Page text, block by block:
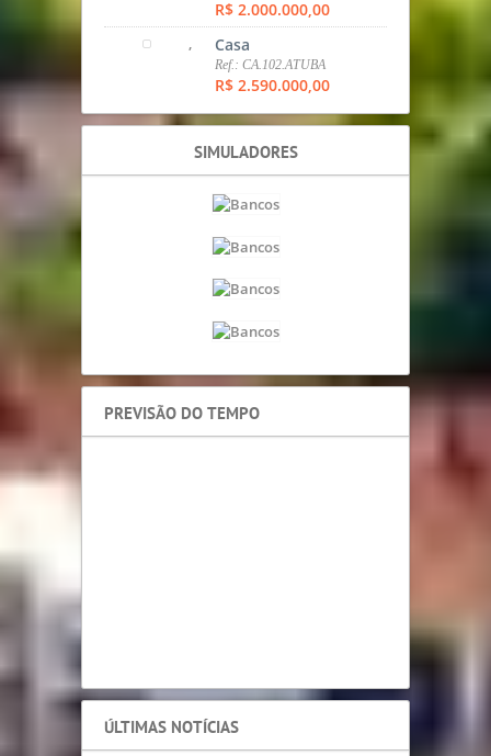
SOBRADO
Ref.: SOB.98.CAMPO
COMPRIDO
R$ 1.400.000,00
Apartamento
Ref.: AP.355.SANTA CATARINA
, SOBRADO
Ref.: SOB.308.CCOMP
R$ 1.700.000,00
Casa
R$ 1.878.975,00
Casa
R$ 2.000.000,00
, Casa
Ref.: CA.102.ATUBA